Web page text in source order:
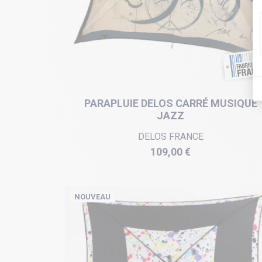
PARAPLUIE DELOS CARRÉ MUSIQUE
JAZZ
DELOS FRANCE
Prix
109,00 €
NOUVEAU